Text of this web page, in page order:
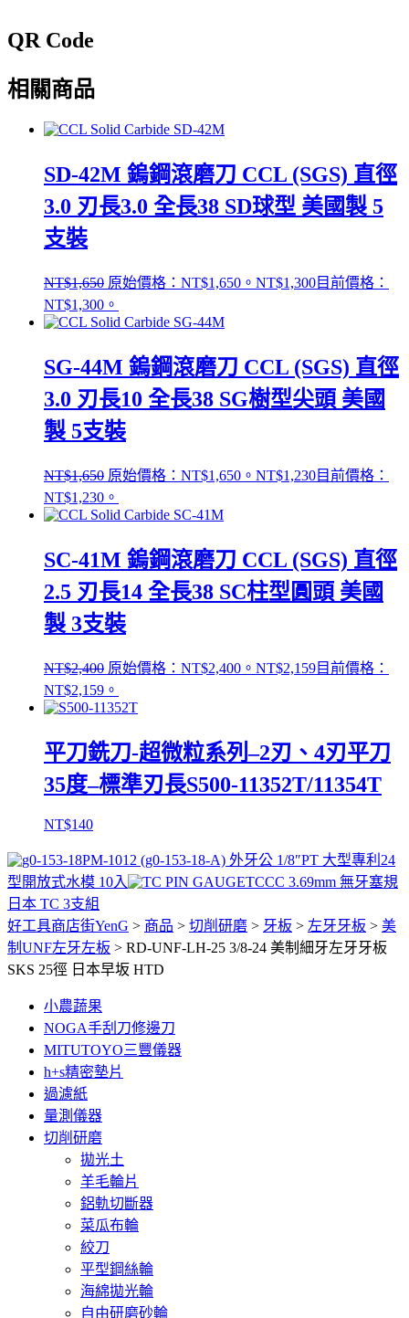
QR Code
相關商品
SD-42M 鎢鋼滾磨刀 CCL (SGS) 直徑
3.0 刃長3.0 全長38 SD球型 美國製 5
支裝
NT$1,650 原始價格：NT$1,650。 NT$1,300目前價格：
NT$1,300。
SG-44M 鎢鋼滾磨刀 CCL (SGS) 直徑
3.0 刃長10 全長38 SG樹型尖頭 美國
製 5支裝
NT$1,650 原始價格：NT$1,650。 NT$1,230目前價格：
NT$1,230。
SC-41M 鎢鋼滾磨刀 CCL (SGS) 直徑
2.5 刃長14 全長38 SC柱型圓頭 美國
製 3支裝
NT$2,400 原始價格：NT$2,400。 NT$2,159目前價格：
NT$2,159。
平刀銑刀-超微粒系列–2刃、4刃平刀
35度–標準刃長S500-11352T/11354T
NT$140
PM-1012 (g0-153-18-A) 外牙公 1/8″PT 大型專利24
型開放式水模 10入
TCCC 3.69mm 無牙塞規
日本 TC 3支組
好工具商店街YenG > 商品 > 切削研磨 > 牙板 > 左牙牙板 > 美
制UNF左牙左板 > RD-UNF-LH-25 3/8-24 美制細牙左牙牙板
SKS 25徑 日本早坂 HTD
小農蔬果
NOGA手刮刀修邊刀
MITUTOYO三豐儀器
h+s精密墊片
過濾紙
量測儀器
切削研磨
拋光土
羊毛輪片
鋁軌切斷器
菜瓜布輪
絞刀
平型鋼絲輪
海綿拋光輪
自由研磨砂輪